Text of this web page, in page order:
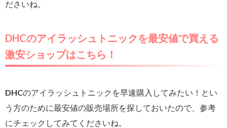
ださいね。
DHCのアイラッシュトニックを最安値で買える
激安ショップはこちら！
DHCのアイラッシュトニックを早速購入してみたい！とい
う方のために最安値の販売場所を探しておいたので、参考
にチェックしてみてくださいね。